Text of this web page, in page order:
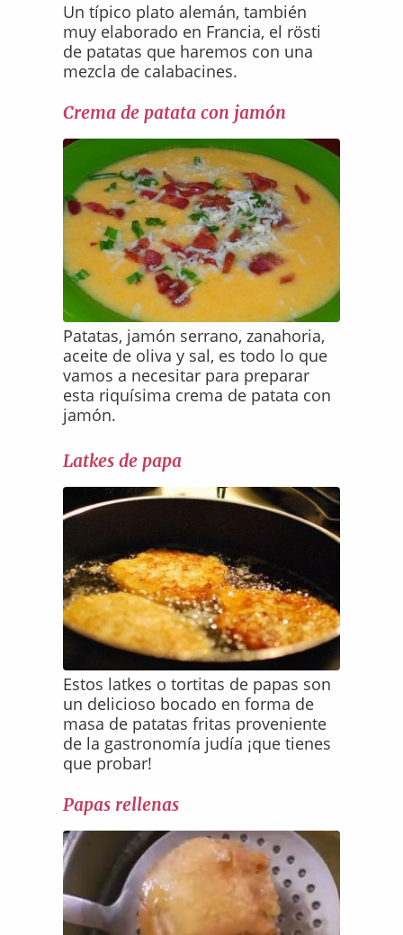
Un típico plato alemán, también
muy elaborado en Francia, el rösti
de patatas que haremos con una
mezcla de calabacines.
Crema de patata con jamón
Patatas, jamón serrano, zanahoria,
aceite de oliva y sal, es todo lo que
vamos a necesitar para preparar
esta riquísima crema de patata con
jamón.
Latkes de papa
Estos latkes o tortitas de papas son
un delicioso bocado en forma de
masa de patatas fritas proveniente
de la gastronomía judía ¡que tienes
que probar!
Papas rellenas